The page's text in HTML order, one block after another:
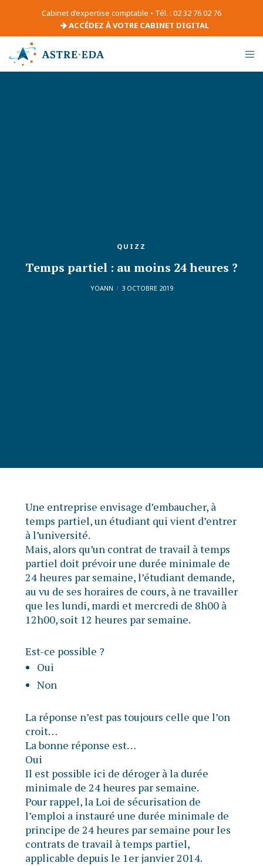
Cabinet d’expertise comptable • Tél. : 02 32 76 02 76
ACCÉDEZ À VOTRE CABINET DIGITAL
QUIZZ
Temps partiel : au moins 24 heures ?
YOANN 3 OCTOBRE 2019
Une entreprise envisage d’embaucher, à
temps partiel, un étudiant qui vient d’entrer
à l’université.
Mais, alors qu’un contrat de travail à temps
partiel doit prévoir une durée minimale de
24 heures par semaine, l’étudiant demande,
au vu de ses horaires de cours, à ne travailler
que les lundi, mardi et mercredi de 8h00 à
12h00, soit 12 heures par semaine.
Est-ce possible ?
Oui
Non
La réponse n’est pas toujours celle que l’on
croit…
La bonne réponse est…
Oui
Il est possible ici de déroger à la durée
minimale de 24 heures par semaine.
Pour rappel, la Loi de sécurisation de
l’emploi a instauré une durée minimale de
principe de 24 heures par semaine pour les
contrats de travail à temps partiel,
applicable depuis le 1er janvier 2014.